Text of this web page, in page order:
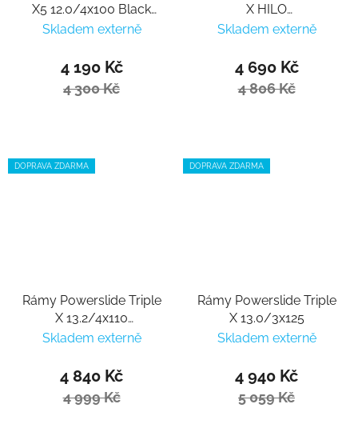
X5 12.0/4x100 Black
Blue, 195
Skladem externě
4 190 Kč
4 300 Kč
X HILO
12.8/3x110/1x100, 195
Skladem externě
4 690 Kč
4 806 Kč
DOPRAVA ZDARMA
Rámy Powerslide Triple
X 13.2/4x110
Black/Blue 195
Skladem externě
4 840 Kč
4 999 Kč
DOPRAVA ZDARMA
Rámy Powerslide Triple
X 13.0/3x125
Skladem externě
4 940 Kč
5 059 Kč